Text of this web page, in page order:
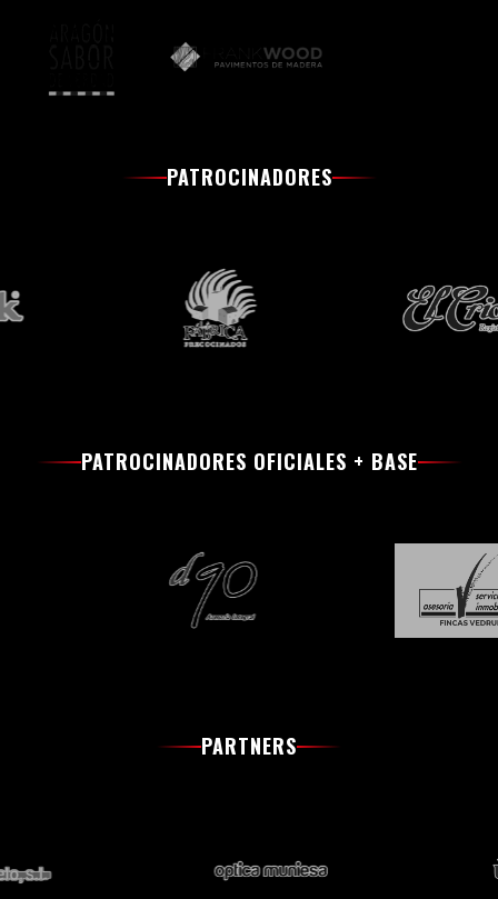
PATROCINADORES
PATROCINADORES OFICIALES + BASE
PARTNERS